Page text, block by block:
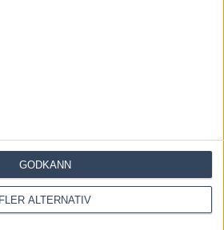
FLER ALTERNATIV
GODKÄNN
and website in this browser for the